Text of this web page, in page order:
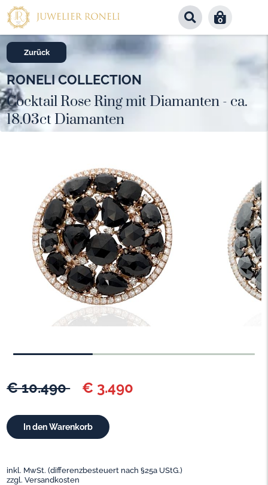
0
Zurück
€ 10.490 € 3.490
inkl. MwSt. (differenzbesteuert nach §25a UStG.)
zzgl. Versandkosten
RONELI COLLECTION
Cocktail Rose Ring mit Diamanten - ca.
18.03ct Diamanten